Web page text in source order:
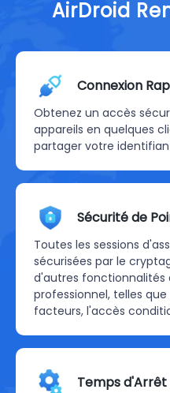
AirDroid
Connexion
Obtenez un accès
appareils en quelques
partager votre
Sécurité de
Toutes les sessions
sécurisées par le
d'autres fonctionnalités
professionnel, telles
facteurs, l'accès
Temps d'Arrêt